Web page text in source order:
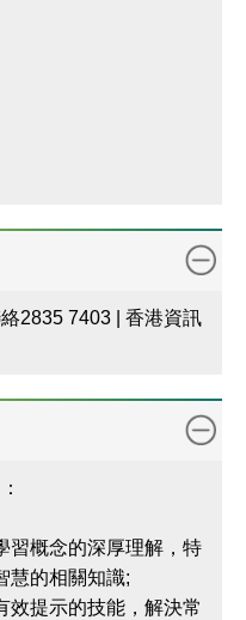
2835 7403 | 香港資訊
習概念的深厚理解，特
慧的相關知識;
效提示的技能，解決常